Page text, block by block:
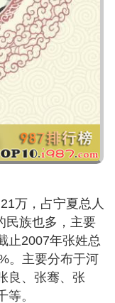
万，占宁夏总人
民族也多，主要
止2007年张姓总
。主要分布于河
良、张骞、张
。